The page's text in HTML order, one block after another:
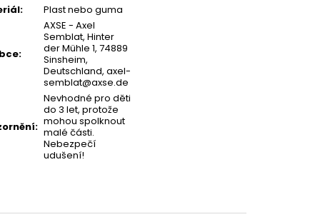
: Plast nebo guma
:
AXSE - Axel
Semblat, Hinter
der Mühle 1, 74889
Sinsheim,
Deutschland, axel-
semblat@axse.de
:
Nevhodné pro děti
do 3 let, protože
mohou spolknout
malé části.
Nebezpečí
udušení!